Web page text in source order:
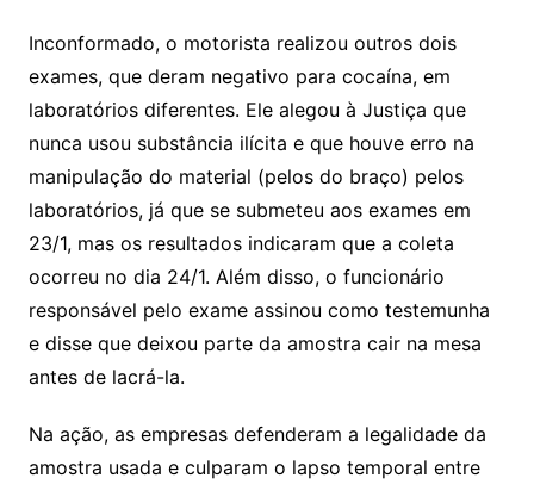
Inconformado, o motorista realizou outros dois
exames, que deram negativo para cocaína, em
laboratórios diferentes. Ele alegou à Justiça que
nunca usou substância ilícita e que houve erro na
manipulação do material (pelos do braço) pelos
laboratórios, já que se submeteu aos exames em
23/1, mas os resultados indicaram que a coleta
ocorreu no dia 24/1. Além disso, o funcionário
responsável pelo exame assinou como testemunha
e disse que deixou parte da amostra cair na mesa
antes de lacrá-la.
Na ação, as empresas defenderam a legalidade da
amostra usada e culparam o lapso temporal entre